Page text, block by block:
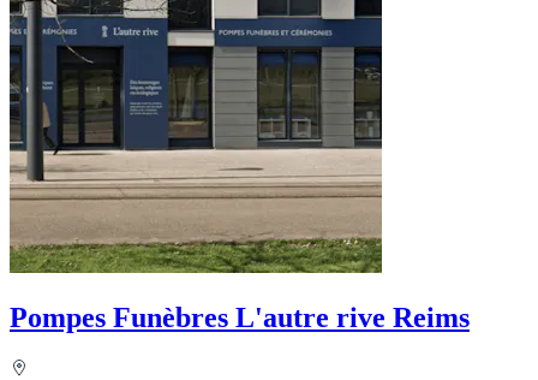
Pompes Funèbres L'autre rive Reims